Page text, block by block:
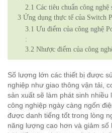
2.1 Các tiêu chuẩn công nghệ
3 Ứng dụng thực tế của Switch
3.1 Ưu điểm của công nghệ
:
3.2 Nhược điểm của công
Số lượng lớn các thiết bị được
nghiệp như giao thông vận tải,
sản xuất sẽ làm phát sinh nhiều
công nghiệp ngày càng ngốn
được danh tiếng tốt trong lòng
năng lượng cao hơn và giảm